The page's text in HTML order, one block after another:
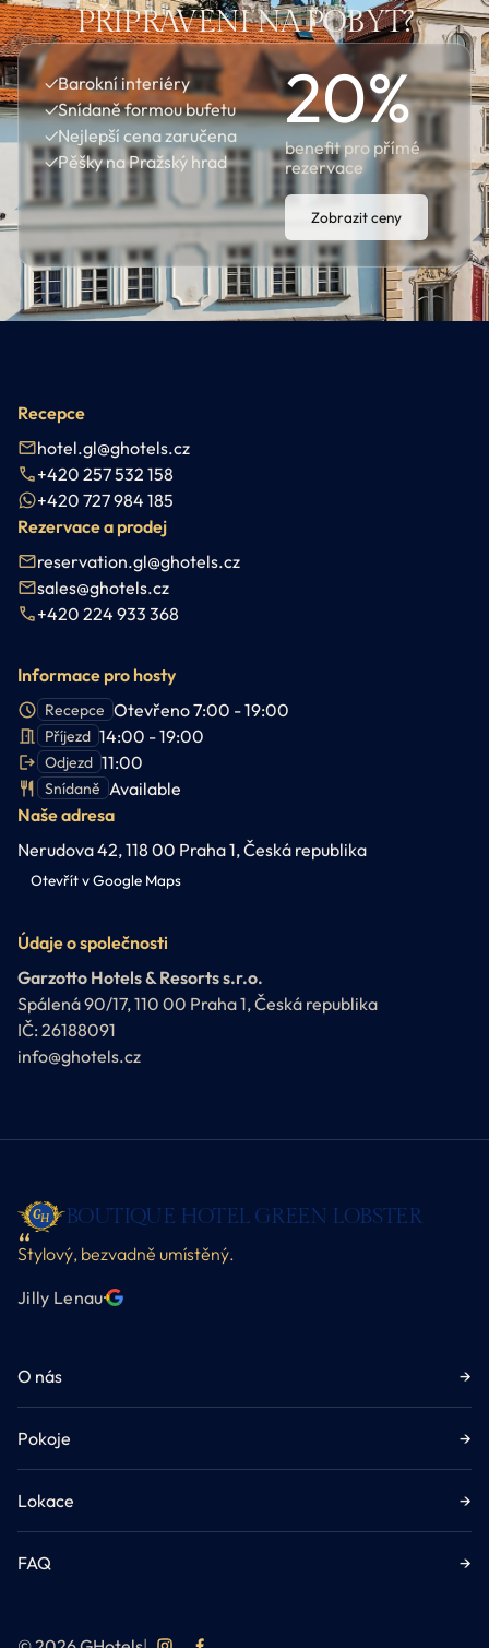
PŘIPRAVENI NA POBYT?
✓Barokní interiéry
✓Snídaně formou bufetu
✓Nejlepší cena zaručena
✓Pěšky na Pražský hrad
20%
benefit pro přímé
rezervace
Zobrazit ceny
Recepce
hotel.gl@ghotels.cz
+420 257 532 158
+420 727 984 185
Rezervace a prodej
reservation.gl@ghotels.cz
sales@ghotels.cz
+420 224 933 368
Informace pro hosty
Recepce Otevřeno 7:00 - 19:00
Příjezd 14:00 - 19:00
Odjezd 11:00
Snídaně Available
Naše adresa
Nerudova 42, 118 00 Praha 1, Česká republika
Otevřít v Google Maps
Údaje o společnosti
Garzotto Hotels & Resorts s.r.o.
Spálená 90/17, 110 00 Praha 1, Česká republika
IČ: 26188091
info@ghotels.cz
BOUTIQUE HOTEL GREEN LOBSTER
Stylový, bezvadně umístěný.
Jilly Lenau·
O nás →
Pokoje →
Lokace →
FAQ →